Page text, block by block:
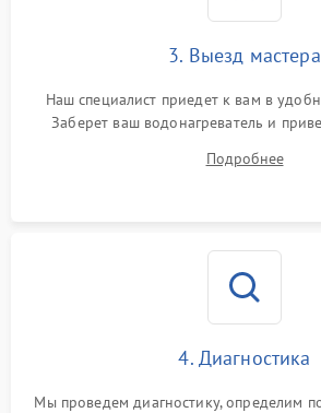
3. Выезд мастера
Наш специалист приедет к вам в
Заберет ваш водонагреватель и
Подробнее
4. Диагностика
Мы проведем диагностику, определим